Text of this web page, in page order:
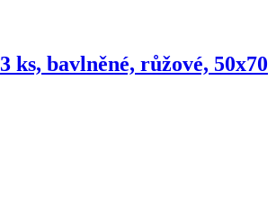
3 ks, bavlněné, růžové, 50x70